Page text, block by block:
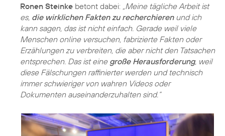
Ronen Steinke betont dabei: „Meine tägliche Arbeit ist
es, die wirklichen Fakten zu recherchierenund ich
kann sagen, das ist nicht einfach. Gerade weil viele
Menschen online versuchen, fabrizierte Fakten oder
Erzählungen zu verbreiten, die aber nicht den Tatsachen
entsprechen. Das ist eine große Herausforderung, weil
diese Fälschungen raffinierter werden und technisch
immer schwieriger von wahren Videos oder
Dokumenten auseinanderzuhalten sind.“